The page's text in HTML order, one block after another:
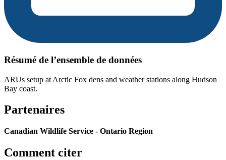
Résumé de l’ensemble de données
ARUs setup at Arctic Fox dens and weather stations along Hudson
Bay coast.
Partenaires
Canadian Wildlife Service - Ontario Region
Comment citer